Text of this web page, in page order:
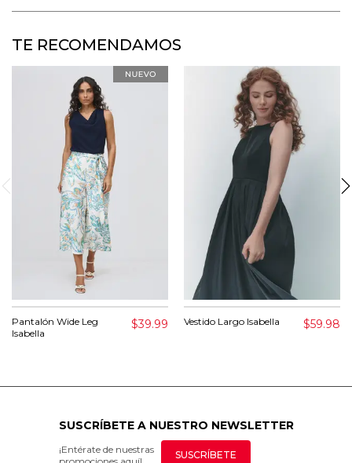
TE RECOMENDAMOS
Pantalón Wide Leg
Isabella
$39.99 Vestido Largo Isabella $59.98
SUSCRÍBETE A NUESTRO NEWSLETTER
¡Entérate de nuestras
SUSCRÍBETE